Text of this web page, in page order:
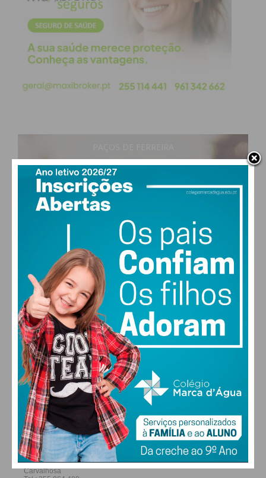
27°
58% humidade
vento: 4m/s O
27°
SÁB
26
DOM
29°
SEG
30°
TER
ALTERAR
FARMACIAS DE SERVIÇO EM PAÇOS DE
FERREIRA